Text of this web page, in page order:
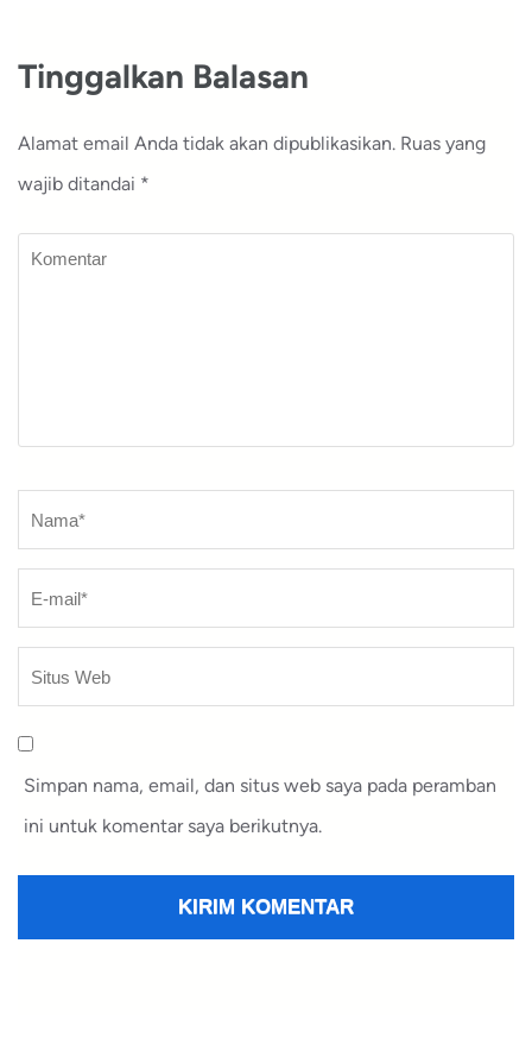
Tinggalkan Balasan
Alamat email Anda tidak akan dipublikasikan. Ruas yang
wajib ditandai *
Komentar
Nama
Simpan nama, email, dan situs web saya pada peramban
ini untuk komentar saya berikutnya.